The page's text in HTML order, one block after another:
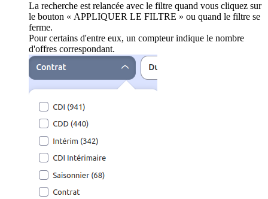
La recherche est relancée avec le filtre quand vous cliquez sur
le bouton « APPLIQUER LE FILTRE » ou quand le filtre se
ferme.
Pour certains d'entre eux, un compteur indique le nombre
d'offres correspondant.